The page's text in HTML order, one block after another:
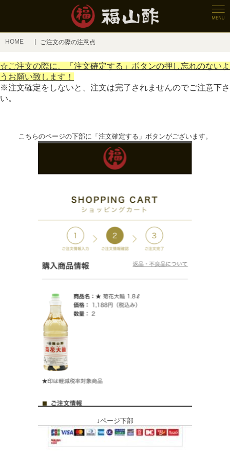
HOME ご注文の際の注意点
☆ご注文の際に
、「注文確定する」ボタンの押し忘れのないよ
うお願い致します！
※注文確定をしないと、注文は完了されませんのでご注意下さ
い。
こちらのページの下部に「注文確定する」ボタンがございます。
↓ページ下部